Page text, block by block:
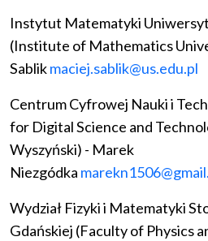
Instytut Matematyki
(Institute of Mathematics
Sablikmaciej.sablik@us.edu.pl
Centrum Cyfrowej Nauki i
for Digital Science and
Wyszyński) - Marek
Niezgódka
Wydział Fizyki i Matematyki
Gdańskiej (Faculty of Physics